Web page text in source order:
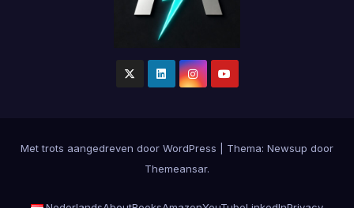
Met trots aangedreven door WordPress Thema: Newsup door
Themeansar.